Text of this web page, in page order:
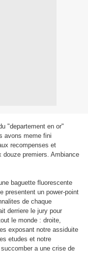
"departement en or"
avons meme fini
recompenses et
premiers. Ambiance
baguette fluorescente
presentent un power-point
de chaque
derriere le jury pour
le monde : droite,
exposant notre assiduite
etudes et notre
a une crise de